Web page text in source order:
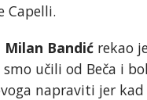
Capelli.
Milan Bandić rekao
učili od Beča i
napraviti jer